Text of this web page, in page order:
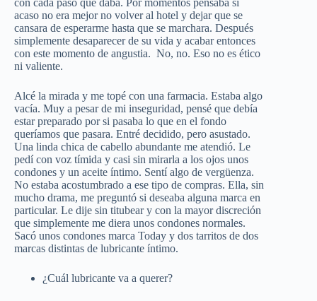
con cada paso que daba. Por momentos pensaba si
acaso no era mejor no volver al hotel y dejar que se
cansara de esperarme hasta que se marchara. Después
simplemente desaparecer de su vida y acabar entonces
con este momento de angustia. No, no. Eso no es ético
ni valiente.
Alcé la mirada y me topé con una farmacia. Estaba algo
vacía. Muy a pesar de mi inseguridad, pensé que debía
estar preparado por si pasaba lo que en el fondo
queríamos que pasara. Entré decidido, pero asustado.
Una linda chica de cabello abundante me atendió. Le
pedí con voz tímida y casi sin mirarla a los ojos unos
condones y un aceite íntimo. Sentí algo de vergüenza.
No estaba acostumbrado a ese tipo de compras. Ella, sin
mucho drama, me preguntó si deseaba alguna marca en
particular. Le dije sin titubear y con la mayor discreción
que simplemente me diera unos condones normales.
Sacó unos condones marca Today y dos tarritos de dos
marcas distintas de lubricante íntimo.
¿Cuál lubricante va a querer?